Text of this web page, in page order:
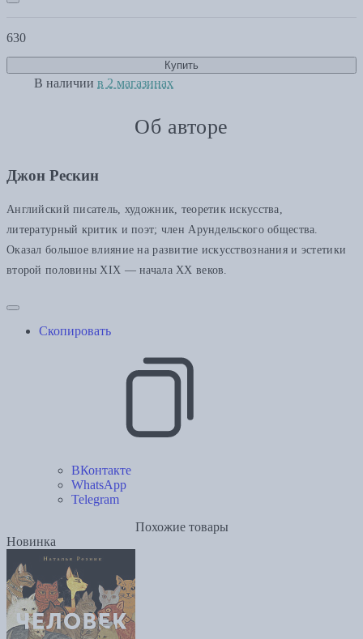
630
Купить
В наличии в 2 магазинах
Об авторе
Джон Рескин
Английский писатель, художник, теоретик искусства,
литературный критик и поэт; член Арундельского общества.
Оказал большое влияние на развитие искусствознания и эстетики
второй половины XIX — начала XX веков.
Скопировать
ВКонтакте
WhatsApp
Telegram
Похожие товары
Новинка